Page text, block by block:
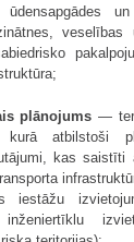
ūdensapgādes
veselības
plānojums —
kurā atbilstoši
kas saistīti
iestāžu
inženiertīklu